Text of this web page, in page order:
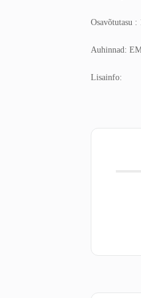
Osavõtutasu :
Auhinnad:
Lisainfo: